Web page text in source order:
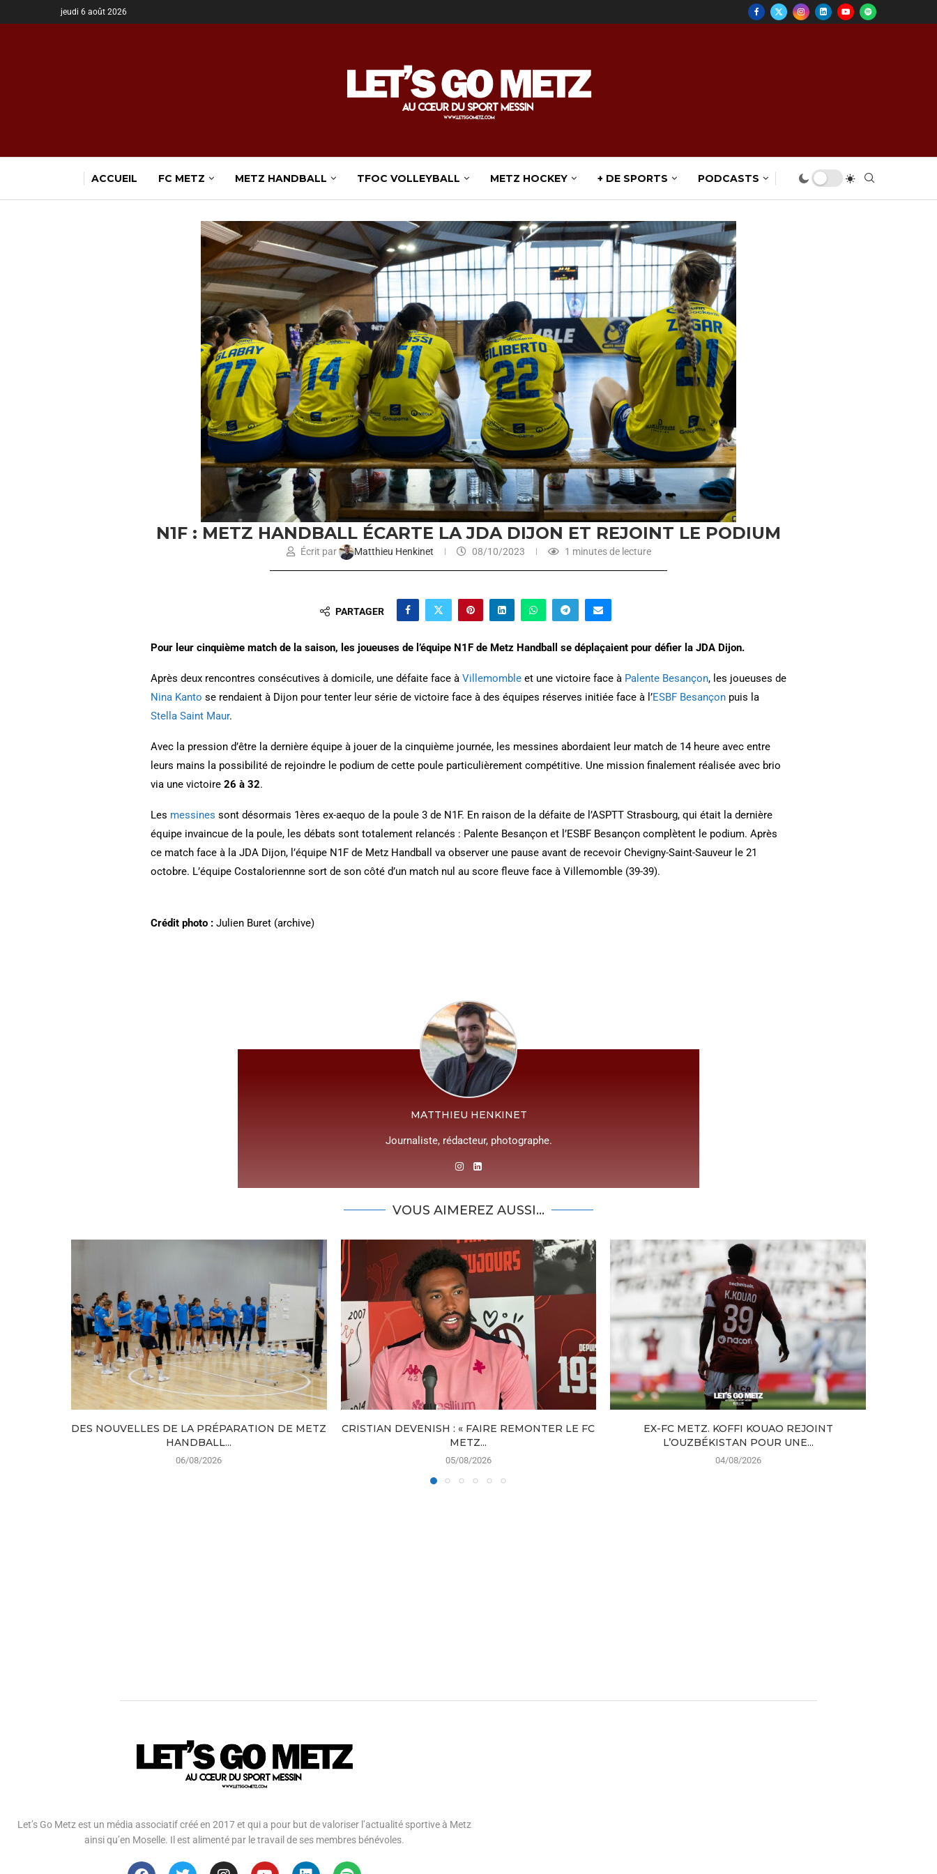
jeudi 6 août 2026
ACCUEIL FC METZ METZ HANDBALL TFOC VOLLEYBALL METZ HOCKEY + DE SPORTS PODCASTS
N1F : METZ HANDBALL ÉCARTE LA JDA DIJON ET REJOINT LE PODIUM
Écrit par Matthieu Henkinet 08/10/2023 1 minutes de lecture
PARTAGER
Pour leur cinquième match de la saison, les joueuses de l’équipe N1F de Metz Handball se déplaçaient pour défier la JDA Dijon.
Après deux rencontres consécutives à domicile, une défaite face à Villemomble et une victoire face à Palente Besançon, les joueuses de
Nina Kanto se rendaient à Dijon pour tenter leur série de victoire face à des équipes réserves initiée face à l’ESBF Besançon puis la
Stella Saint Maur.
Avec la pression d’être la dernière équipe à jouer de la cinquième journée, les messines abordaient leur match de 14 heure avec entre
leurs mains la possibilité de rejoindre le podium de cette poule particulièrement compétitive. Une mission finalement réalisée avec brio
via une victoire 26 à 32.
Les messines sont désormais 1ères ex-aequo de la poule 3 de N1F. En raison de la défaite de l’ASPTT Strasbourg, qui était la dernière
équipe invaincue de la poule, les débats sont totalement relancés : Palente Besançon et l’ESBF Besançon complètent le podium. Après
ce match face à la JDA Dijon, l’équipe N1F de Metz Handball va observer une pause avant de recevoir Chevigny-Saint-Sauveur le 21
octobre. L’équipe Costaloriennne sort de son côté d’un match nul au score fleuve face à Villemomble (39-39).
Crédit photo : Julien Buret (archive)
MATTHIEU HENKINET
Journaliste, rédacteur, photographe.
VOUS AIMEREZ AUSSI...
DES NOUVELLES DE LA PRÉPARATION DE METZ
HANDBALL...
06/08/2026
CRISTIAN DEVENISH : « FAIRE REMONTER LE FC
METZ...
05/08/2026
EX-FC METZ. KOFFI KOUAO REJOINT
L’OUZBÉKISTAN POUR UNE...
04/08/2026
Let’s Go Metz est un média associatif créé en 2017 et qui a pour but de valoriser l’actualité sportive à Metz
ainsi qu’en Moselle. Il est alimenté par le travail de ses membres bénévoles.